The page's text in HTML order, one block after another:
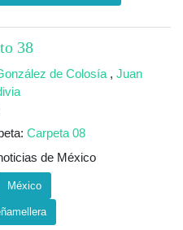
38
de Colosía ,Juan
Carpeta 08
de México
México